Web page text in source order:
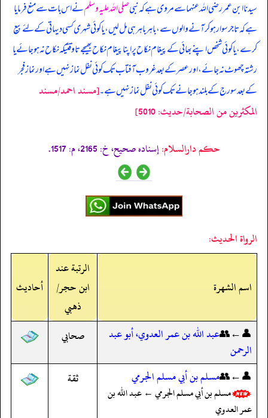
سیدنا ابن عمر رضی اللہ عنہما سے مروی ہے کہ نبیصلی اللہ علیہ وسلمنے اس بات سے منع فرمایا
ہے کہ تاجر سوار ہو کر آنے والوں سے، باہر باہر ہی مل لیں، یا کوئی شہری کسی دیہاتی کے لئے بیع
کرے، یا کوئی شخص اپنے بھائی کے پیغام نکاح پر اپنا پیغام نکاح بھیجے تا وقتیکہ نکاح نہ ہو جائے یا
رشتہ چھوٹ نہ جائے، اور عصر کے بعد غروب آفتاب تک کوئی نفل نماز نہیں ہے اور نماز فجر
کے بعد سورج کے بلند ہو جانے تک کوئی نفل نماز نہیں ہے۔[مسند احمد/مسند
المكثرين من الصحابة/حدیث: 5010]
حکم دارالسلام:إسناده صحيح، خ: 2165، م: 1517.
الرواة الحديث:
اسم الشهرة
الرتبة عند
ابن حجر/
ذهبي
أحاديث
👤←👥عبد الله بن عمر العدوي، أبو عبد
الرحمن
صحابي
👤←👥مسلم بن أبي مسلم الجرمي
مسلم بن أبي مسلم الجرمي ← عبد الله بن
عمر العدوي
ثقة